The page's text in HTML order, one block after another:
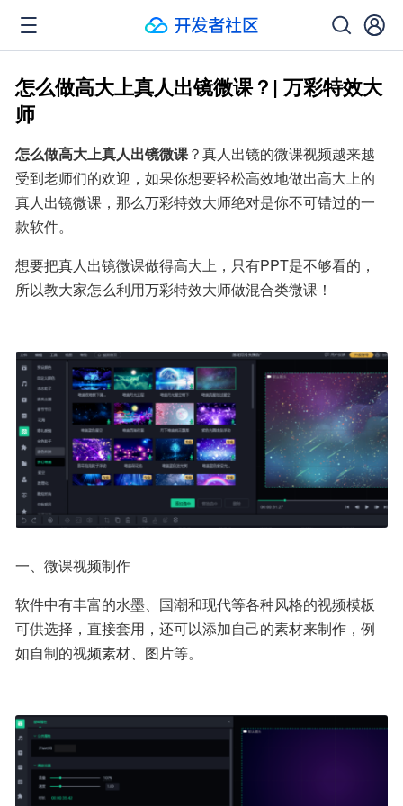
怎么做高大上真人出镜微课？| 万彩特效大
师
怎么做高大上真人出镜微课？真人出镜的微课视频越来越
受到老师们的欢迎，如果你想要轻松高效地做出高大上的
真人出镜微课，那么万彩特效大师绝对是你不可错过的一
款软件。
想要把真人出镜微课做得高大上，只有PPT是不够看的，
所以教大家怎么利用万彩特效大师做混合类微课！
一、微课视频制作
软件中有丰富的水墨、国潮和现代等各种风格的视频模板
可供选择，直接套用，还可以添加自己的素材来制作，例
如自制的视频素材、图片等。